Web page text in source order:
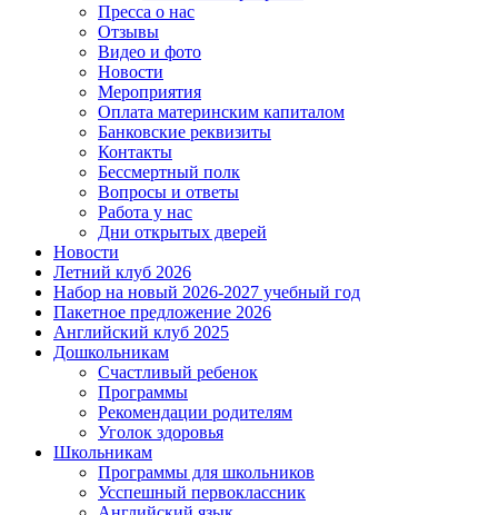
Пресса о нас
Отзывы
Видео и фото
Новости
Мероприятия
Оплата материнским капиталом
Банковские реквизиты
Контакты
Бессмертный полк
Вопросы и ответы
Работа у нас
Дни открытых дверей
Новости
Летний клуб 2026
Набор на новый 2026-2027 учебный год
Пакетное предложение 2026
Английский клуб 2025
Дошкольникам
Счастливый ребенок
Программы
Рекомендации родителям
Уголок здоровья
Школьникам
Программы для школьников
Усспешный первоклассник